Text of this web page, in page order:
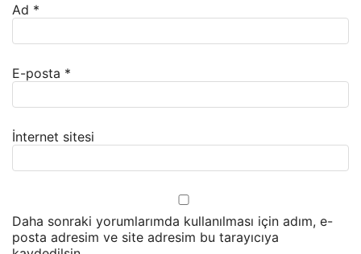
Ad *
E-posta *
İnternet sitesi
Daha sonraki yorumlarımda kullanılması için adım, e-
posta adresim ve site adresim bu tarayıcıya